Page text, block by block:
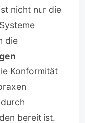
nicht nur die
die
Konformität
bereit ist.